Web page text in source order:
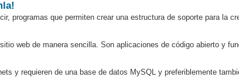
programas que permiten crear una estructura de soporte para la
web de manera sencilla. Son aplicaciones de código abierto y
y requieren de una base de datos MySQL y preferiblemente